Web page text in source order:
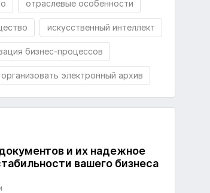
отраслевые особенности
искусственный интеллект
бизнес-процессов
организовать электронный архив
и их надежное
вашего бизнеса